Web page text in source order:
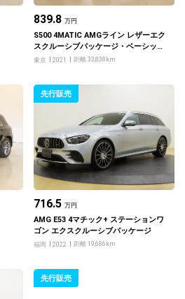
839.8 万円
S500 4MATIC AMGライン レザーエク
スクルーシブパッケージ・ベーシック
パッケージ
東京 2021 距離 33,838km
先行販売
716.5 万円
AMG E53 4マチック+ ステーションワ
ゴン エクスクルーシブパッケージ
福岡 2022 距離 19,686km
先行販売